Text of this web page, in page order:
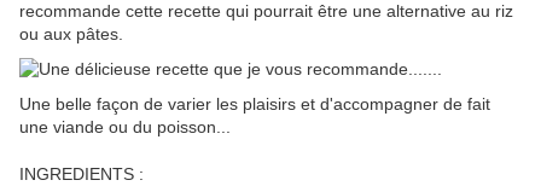
recommande cette recette qui pourrait être une alternative au riz
ou aux pâtes.
Une belle façon de varier les plaisirs et d'accompagner de fait
une viande ou du poisson...
INGREDIENTS :